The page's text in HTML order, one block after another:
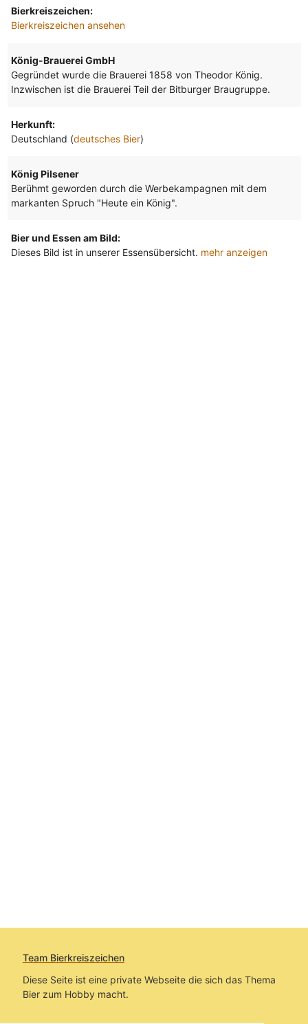
Bierkreiszeichen:
Bierkreiszeichen ansehen
König-Brauerei GmbH
Gegründet wurde die Brauerei 1858 von Theodor König.
Inzwischen ist die Brauerei Teil der Bitburger Braugruppe.
Herkunft:
Deutschland (deutsches Bier)
König Pilsener
Berühmt geworden durch die Werbekampagnen mit dem
markanten Spruch "Heute ein König".
Bier und Essen am Bild:
Dieses Bild ist in unserer Essensübersicht. mehr anzeigen
Team Bierkreiszeichen
Diese Seite ist eine private Webseite die sich das Thema
Bier zum Hobby macht.